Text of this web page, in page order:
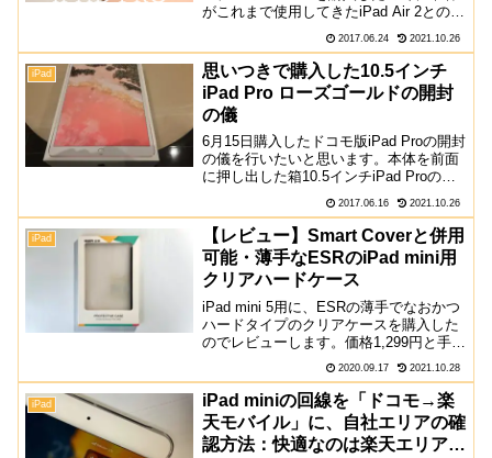
がこれまで使用してきたiPad Air 2との外
観比較や性能比較、実際に使ってみて感
じた違いをレビューします。外観の違い
まずiPad Air 2と10.5...
2017.06.24 2021.10.26
iPad
思いつきで購入した10.5インチ
iPad Pro ローズゴールドの開封
の儀
6月15日購入したドコモ版iPad Proの開封
の儀を行いたいと思います。本体を前面
に押し出した箱10.5インチiPad Proの箱
は本体の前面をプリントしたものになっ
ています。注目ポイントとしては箱にプ
リントされている壁紙とiPadで表示...
2017.06.16 2021.10.26
iPad
【レビュー】Smart Coverと併用
可能・薄手なESRのiPad mini用
クリアハードケース
iPad mini 5用に、ESRの薄手でなおかつ
ハードタイプのクリアケースを購入した
のでレビューします。価格1,299円と手の
出しやすい価格設定になっています。開
封パッケージはありがちな商品が見える
タイプのもの。こうした商品は箱にその
まま...
2020.09.17 2021.10.28
iPad
iPad miniの回線を「ドコモ→楽
天モバイル」に、自社エリアの確
認方法：快適なのは楽天エリア内